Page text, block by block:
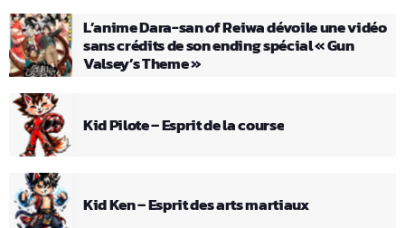
L’anime Dara-san of Reiwa dévoile une vidéo
sans crédits de son ending spécial « Gun
Valsey’s Theme »
Kid Pilote – Esprit de la course
Kid Ken – Esprit des arts martiaux